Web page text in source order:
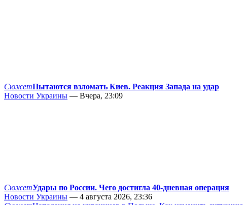
СюжетПытаются взломать Киев. Реакция Запада на удар
Новости Украины — Вчера, 23:09
СюжетУдары по России. Чего достигла 40-дневная операция
Новости Украины — 4 августа 2026, 23:36